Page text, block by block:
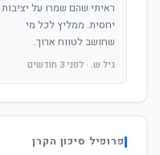
ראיתי שהם שמרו על יציבות
יחסית. ממליץ לכל מי
שחושב לטווח ארוך.
גיל ש. · לפני 3 חודשים
פרופיל סיכון הקרן